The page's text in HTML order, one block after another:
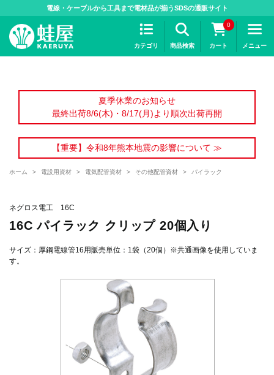
電線・ケーブルから工具まで電材品が揃うSDSの通販サイト
カテゴリ 商品検索
0
カート メニュー
夏季休業のお知らせ
最終出荷8/6(木)・8/17(月)より順次出荷再開
【重要】令和8年熊本地震の影響について ≫
ホーム > 電設用資材 > 電気配管資材 > その他配管資材 > パイラック
ネグロス電工 16C
16C パイラック クリップ 20個入り
サイズ：厚鋼電線管16用販売単位：1袋（20個）※共通画像を使用していま
す。